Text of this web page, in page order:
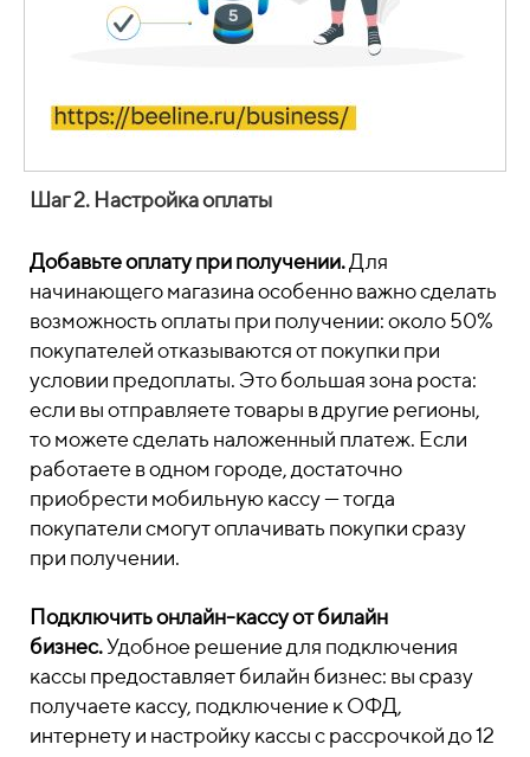
Шаг 2. Настройка оплаты
Добавьте оплату при получении.Для
начинающего магазина особенно важно сделать
возможность оплаты при получении: около 50%
покупателей отказываются от покупки при
условии предоплаты. Это большая зона роста:
если вы отправляете товары в другие регионы,
то можете сделать наложенный платеж. Если
работаете в одном городе, достаточно
приобрести мобильную кассу — тогда
покупатели смогут оплачивать покупки сразу
при получении.
Подключить онлайн-кассу от билайн
бизнес.Удобное решение для подключения
кассы предоставляет билайн бизнес: вы сразу
получаете кассу, подключение к ОФД,
интернету и настройку кассы с рассрочкой до 12